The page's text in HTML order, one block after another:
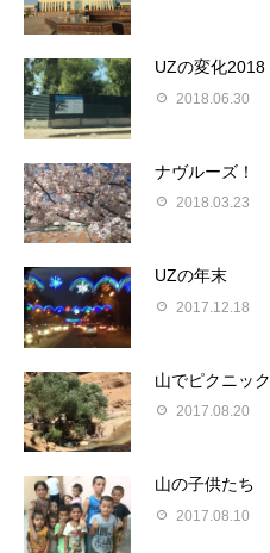
UZの変化2018
2018.06.30
ナヴルーズ！
2018.03.23
UZの年末
2017.12.18
山でピクニック
2017.08.20
山の子供たち
2017.08.10